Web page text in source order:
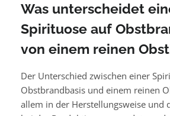
Was unterscheidet
Spirituose auf
von einem reinen
Der Unterschied zwischen einer
Obstbrandbasis und einem reinen
allem in der Herstellungsweise und